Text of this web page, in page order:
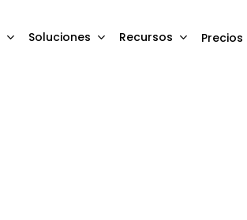
Soluciones Recursos Precios